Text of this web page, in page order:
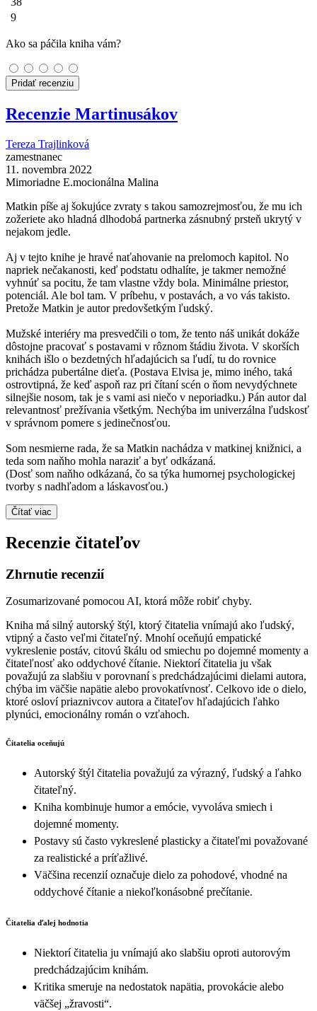
9
Ako sa páčila kniha vám?
Pridať recenziu
Recenzie Martinusákov
Tereza Trajlinková
zamestnanec
11. novembra 2022
Mimoriadne E.mocionálna Malina
Matkin píše aj šokujúce zvraty s takou samozrejmosťou, že mu ich
zožeriete ako hladná dlhodobá partnerka zásnubný prsteň ukrytý v
nejakom jedle.
Aj v tejto knihe je hravé naťahovanie na prelomoch kapitol. No
napriek nečakanosti, keď podstatu odhalíte, je takmer nemožné
vyhnúť sa pocitu, že tam vlastne vždy bola. Minimálne priestor,
potenciál. Ale bol tam. V príbehu, v postavách, a vo vás takisto.
Pretože Matkin je autor predovšetkým ľudský.
Mužské interiéry ma presvedčili o tom, že tento náš unikát dokáže
dôstojne pracovať s postavami v rôznom štádiu života. V skorších
knihách išlo o bezdetných hľadajúcich sa ľudí, tu do rovnice
prichádza pubertálne dieťa. (Postava Elvisa je, mimo iného, taká
ostrovtipná, že keď aspoň raz pri čítaní scén o ňom nevydýchnete
silnejšie nosom, tak je s vami asi niečo v neporiadku.) Pán autor dal
relevantnosť prežívania všetkým. Nechýba im univerzálna ľudskosť
v správnom pomere s jedinečnosťou.
Som nesmierne rada, že sa Matkin nachádza v matkinej knižnici, a
teda som naňho mohla naraziť a byť odkázaná.
(Dosť som naňho odkázaná, čo sa týka humornej psychologickej
tvorby s nadhľadom a láskavosťou.)
Čítať viac
Recenzie čitateľov
Zhrnutie recenzií
Zosumarizované pomocou AI, ktorá môže robiť chyby.
Kniha má silný autorský štýl, ktorý čitatelia vnímajú ako ľudský,
vtipný a často veľmi čitateľný. Mnohí oceňujú empatické
vykreslenie postáv, citovú škálu od smiechu po dojemné momenty a
čitateľnosť ako oddychové čítanie. Niektorí čitatelia ju však
považujú za slabšiu v porovnaní s predchádzajúcimi dielami autora,
chýba im väčšie napätie alebo provokatívnosť. Celkovo ide o dielo,
ktoré osloví priaznivcov autora a čitateľov hľadajúcich ľahko
plynúci, emocionálny román o vzťahoch.
Čitatelia oceňujú
Autorský štýl čitatelia považujú za výrazný, ľudský a ľahko
čitateľný.
Kniha kombinuje humor a emócie, vyvoláva smiech i
dojemné momenty.
Postavy sú často vykreslené plasticky a čitateľmi považované
za realistické a príťažlivé.
Väčšina recenzií označuje dielo za pohodové, vhodné na
oddychové čítanie a niekoľkonásobné prečítanie.
Čitatelia ďalej hodnotia
Niektorí čitatelia ju vnímajú ako slabšiu oproti autorovým
predchádzajúcim knihám.
Kritika smeruje na nedostatok napätia, provokácie alebo
väčšej „žravosti“.